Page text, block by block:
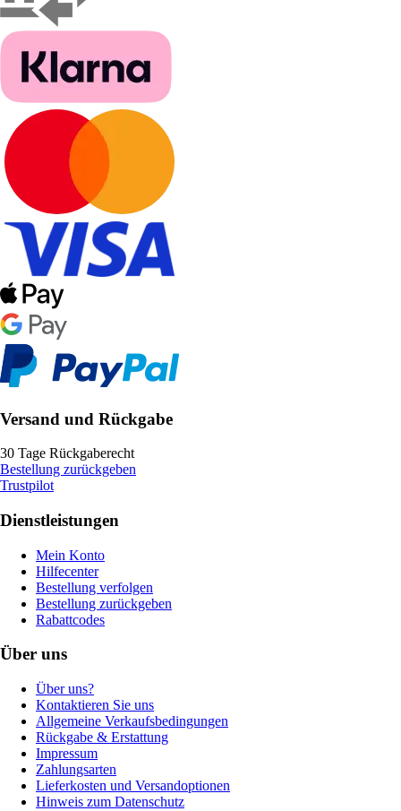
Versand und Rückgabe
30 Tage Rückgaberecht
Bestellung zurückgeben
Trustpilot
Dienstleistungen
Mein Konto
Hilfecenter
Bestellung verfolgen
Bestellung zurückgeben
Rabattcodes
Über uns
Über uns?
Kontaktieren Sie uns
Allgemeine Verkaufsbedingungen
Rückgabe & Erstattung
Impressum
Zahlungsarten
Lieferkosten und Versandoptionen
Hinweis zum Datenschutz